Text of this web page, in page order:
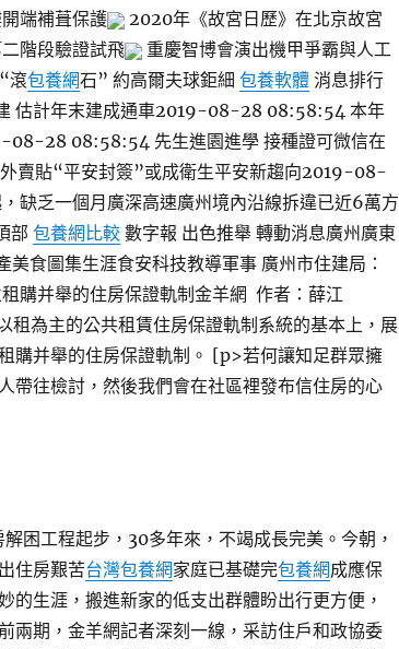
端補葺保護
2020年《故宮日歷》在北京故宮
階段驗證試飛
重慶智博會演出機甲爭霸與人工
滾包養網石” 約高爾夫球鉅細包養軟體 消息排行
估計年末建成通車2019-08-28 08:58:54 本年
08-28 08:58:54 先生進園進學 接種證可微信在
貼“平安封簽”或成衛生平安新趨向2019-08-
缺乏一個月廣深高速廣州境內沿線拆違已近6萬方
部包養網比較 數字報 出色推舉 轉動消息廣州廣東
食圖集生涯食安科技教導軍事 廣州市住建局：
購并舉的住房保證軌制金羊網 作者：薛江
為主的公共租賃住房保證軌制系統的基本上，展
購并舉的住房保證軌制。 [p>若何讓知足群眾擁
帶往檢討，然後我們會在社區裡發布信住房的心
困工程起步，30多年來，不竭成長完美。今朝，
住房艱苦台灣包養網家庭已基礎完包養網成應保
的生涯，搬進新家的低支出群體盼出行更方便，
兩期，金羊網記者深刻一線，采訪住戶和政協委